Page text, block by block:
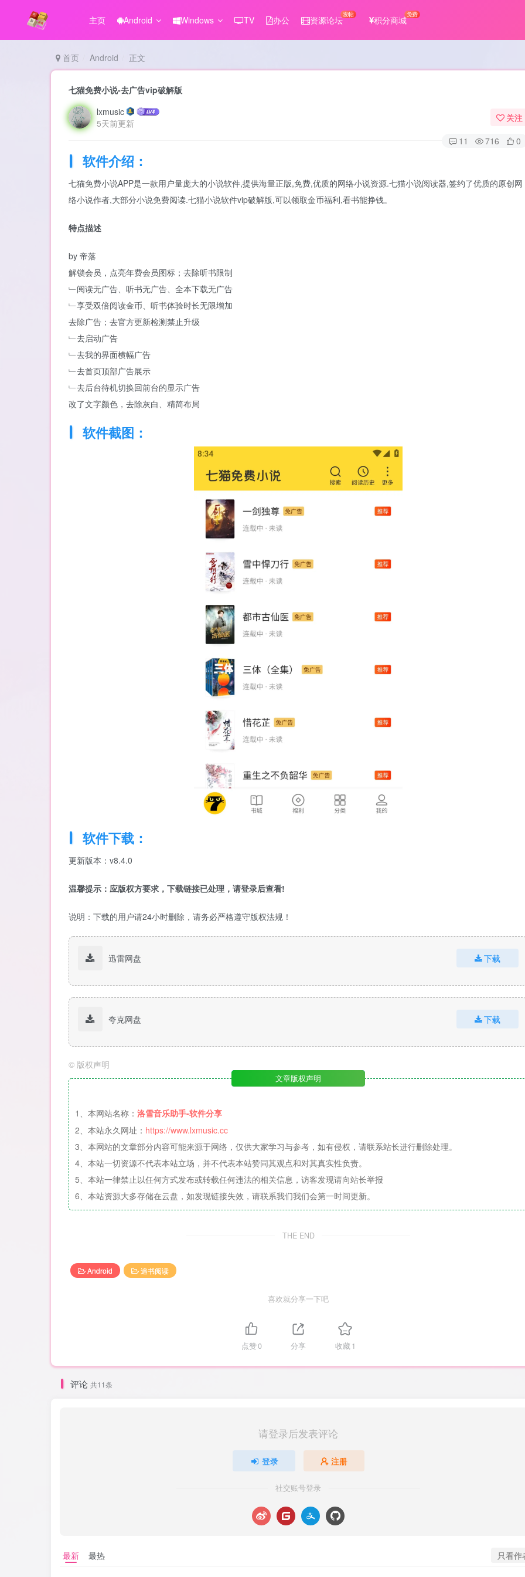
主页 Android Windows TV 办公 资源论坛
发帖
积分商城
免费
首页 Android 正文
七猫免费小说-去广告vip破解版
lxmusic
5天前更新
关注
11
716 0
软件介绍：
七猫免费小说APP是一款用户量庞大的小说软件,提供海量正版,免费,优质的网络小说资源.七猫小说阅读器,签约了优质的原创网
络小说作者,大部分小说免费阅读.七猫小说软件vip破解版,可以领取金币福利,看书能挣钱。
特点描述
by 帝落
解锁会员，点亮年费会员图标；去除听书限制
﹂阅读无广告、听书无广告、全本下载无广告
﹂享受双倍阅读金币、听书体验时长无限增加
去除广告；去官方更新检测禁止升级
﹂去启动广告
﹂去我的界面横幅广告
﹂去首页顶部广告展示
﹂去后台待机切换回前台的显示广告
改了文字颜色，去除灰白、精简布局
软件截图：
软件下载：
更新版本：v8.4.0
温馨提示：应版权方要求，下载链接已处理，请登录后查看!
说明：下载的用户请24小时删除，请务必严格遵守版权法规！
迅雷网盘 下载
夸克网盘 下载
© 版权声明
文章版权声明
1、本网站名称： 洛雪音乐助手-软件分享
2、本站永久网址： https://www.lxmusic.cc
3、本网站的文章部分内容可能来源于网络，仅供大家学习与参考，如有侵权，请联系站长进行删除处理。
4、本站一切资源不代表本站立场，并不代表本站赞同其观点和对其真实性负责。
5、本站一律禁止以任何方式发布或转载任何违法的相关信息，访客发现请向站长举报
6、本站资源大多存储在云盘，如发现链接失效，请联系我们我们会第一时间更新。
THE END
Android 追书阅读
喜欢就分享一下吧
点赞0 分享 收藏1
评论 共11条
请登录后发表评论
登录 注册
社交账号登录
最新 最热 只看作